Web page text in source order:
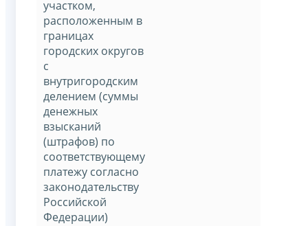
участком,
расположенным в
границах
городских округов
с
внутригородским
делением (суммы
денежных
взысканий
(штрафов) по
соответствующему
платежу согласно
законодательству
Российской
Федерации)